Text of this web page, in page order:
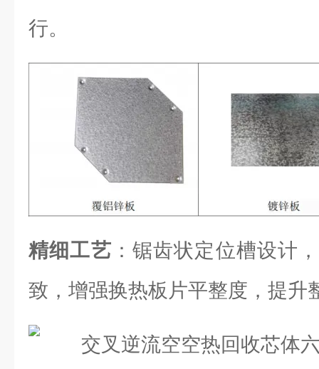
行。
精细工艺 ：锯齿状定位槽设计
致，增强换热板片平整度，提升